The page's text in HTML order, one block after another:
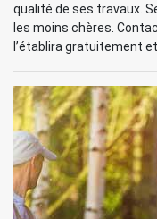
qualité de ses travaux.
les moins chères.
l’établira gratuitement